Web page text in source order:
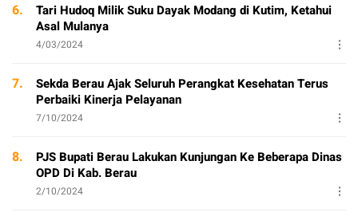
6.
Tari Hudoq Milik Suku Dayak Modang di Kutim, Ketahui
Asal Mulanya
4/03/2024
7.
Sekda Berau Ajak Seluruh Perangkat Kesehatan Terus
Perbaiki Kinerja Pelayanan
7/10/2024
8.
PJS Bupati Berau Lakukan Kunjungan Ke Beberapa Dinas
OPD Di Kab. Berau
2/10/2024